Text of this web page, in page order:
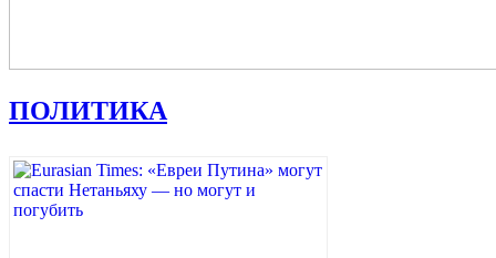
ПОЛИТИКА